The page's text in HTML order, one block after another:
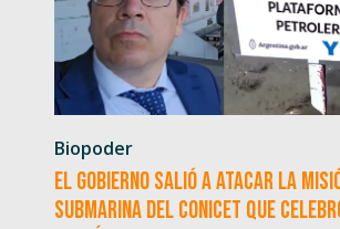
Biopoder
El Gobierno salió a atacar la
submarina del CONICET que